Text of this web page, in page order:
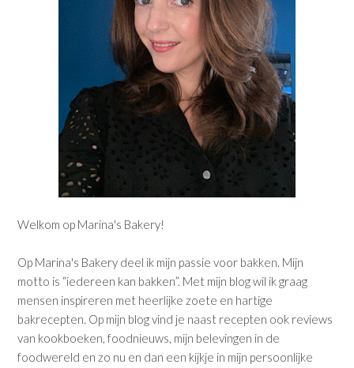
Welkom op Marina's Bakery!
Op Marina's Bakery deel ik mijn passie voor bakken. Mijn
motto is “iedereen kan bakken”. Met mijn blog wil ik graag
mensen inspireren met heerlijke zoete en hartige
bakrecepten. Op mijn blog vind je naast recepten ook reviews
van kookboeken, foodnieuws, mijn belevingen in de
foodwereld en zo nu en dan een kijkje in mijn persoonlijke